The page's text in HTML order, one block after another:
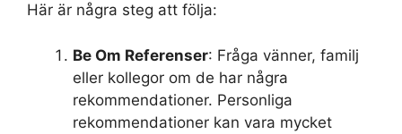
Här är några steg att följa:
Be Om Referenser: Fråga vänner, familj
eller kollegor om de har några
rekommendationer. Personliga
rekommendationer kan vara mycket